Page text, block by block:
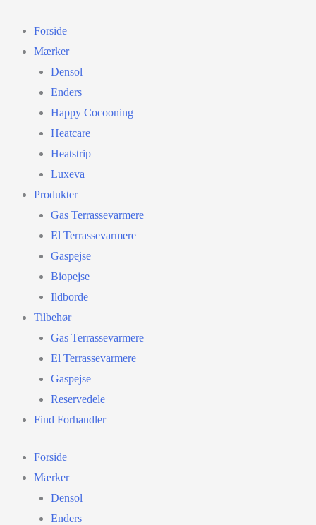
indholdet
Forside
Mærker
Densol
Enders
Happy Cocooning
Heatcare
Heatstrip
Luxeva
Produkter
Gas Terrassevarmere
El Terrassevarmere
Gaspejse
Biopejse
Ildborde
Tilbehør
Gas Terrassevarmere
El Terrassevarmere
Gaspejse
Reservedele
Find Forhandler
Forside
Mærker
Densol
Enders